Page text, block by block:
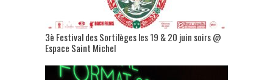
3è Festival des Sortilèges les 19 & 20 juin soirs @
Espace Saint Michel